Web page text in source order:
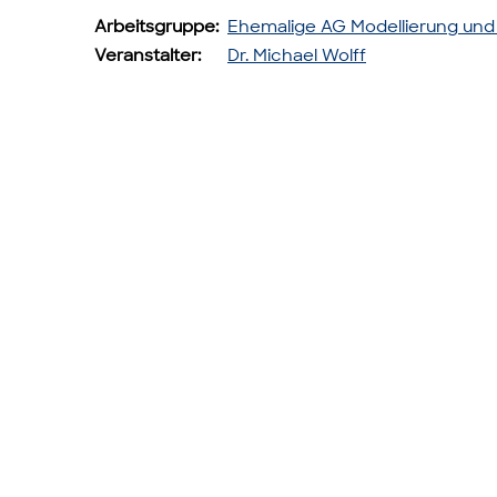
Arbeitsgruppe: Ehemalige AG Modellierung und
Veranstalter:
Dr. Michael Wolff